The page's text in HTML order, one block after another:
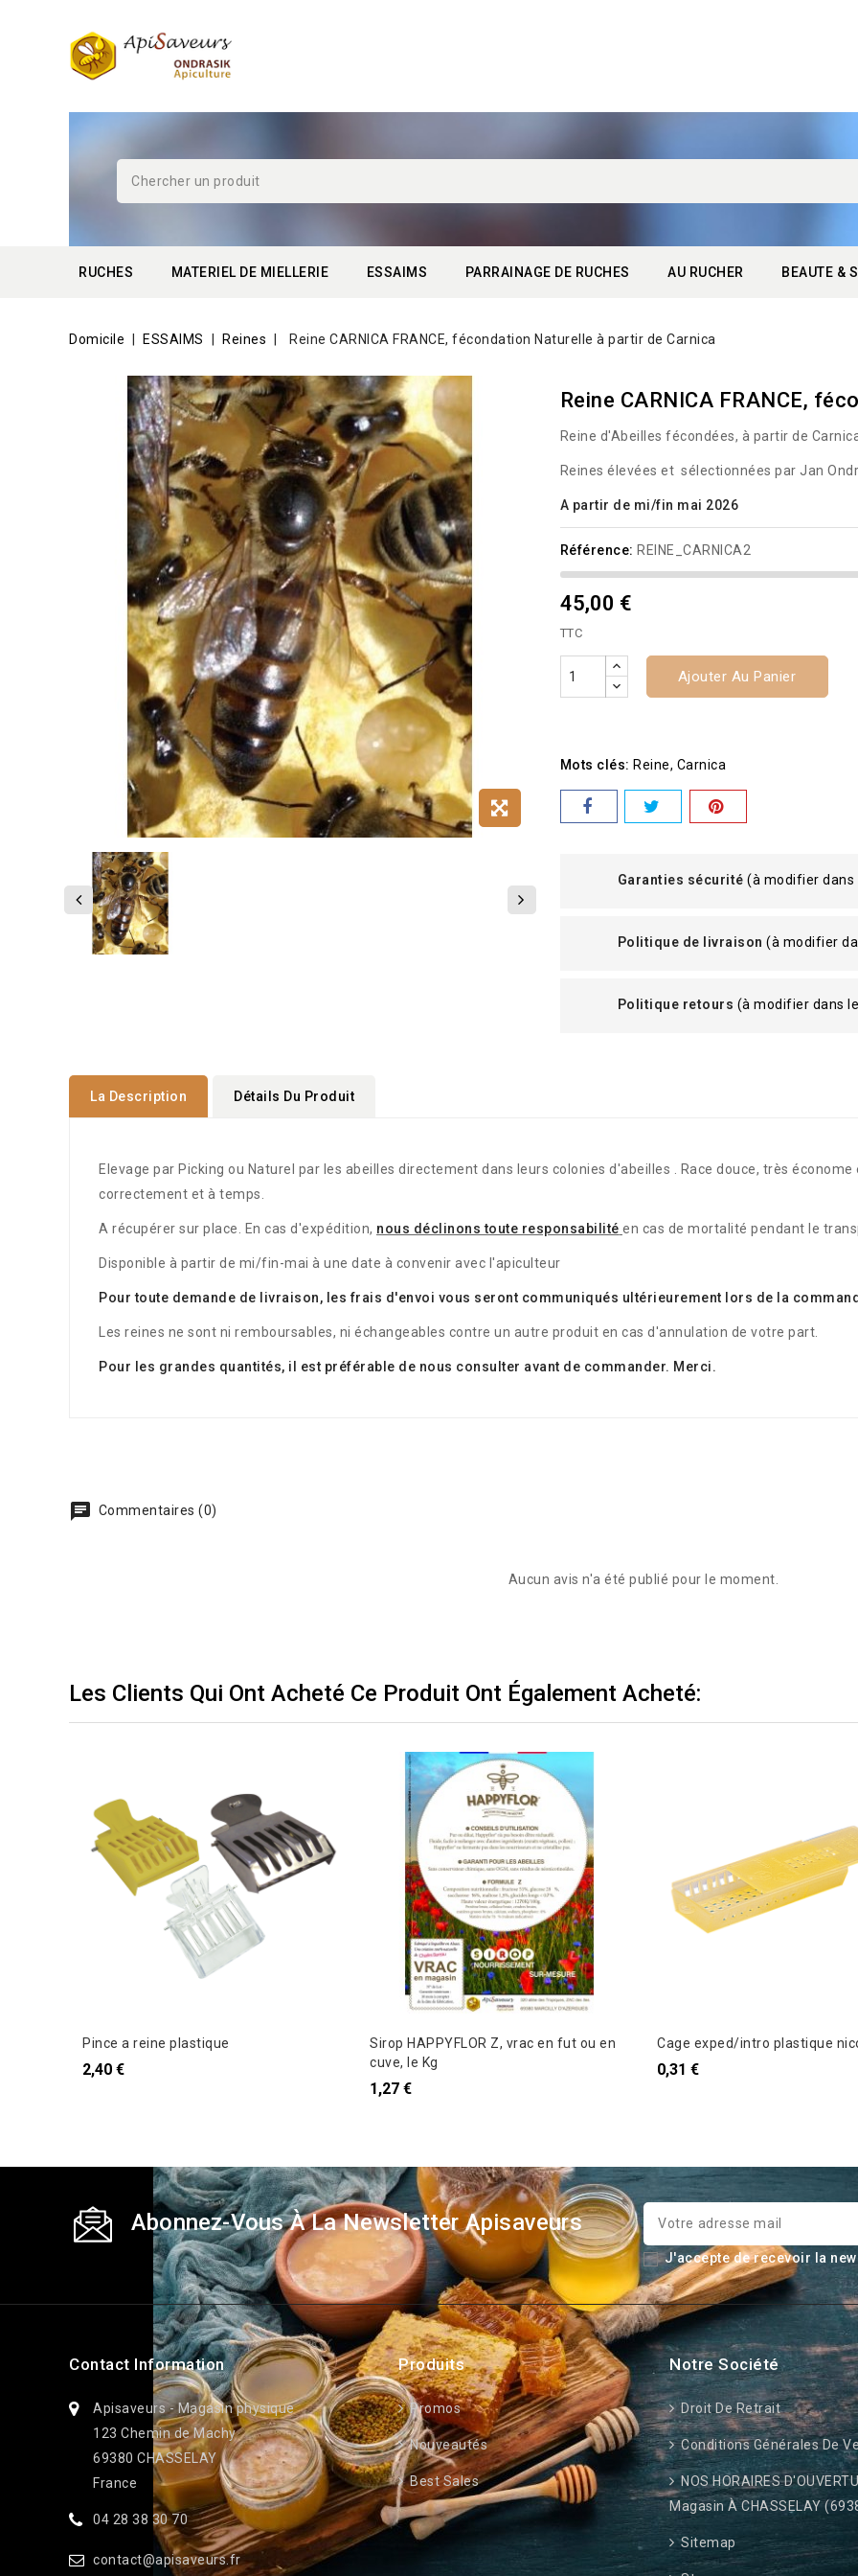
RUCHES MATERIEL DE MIELLERIE ESSAIMS PARRAINAGE DE RUCHES AU RUCHER BEAUTE &
Domicile ESSAIMS Reines Reine CARNICA FRANCE, fécondation Naturelle à partir de Carnica
Reine CARNICA FRANCE,
Reine d'Abeilles fécondées, à partir de
Reines élevées et sélectionnées par Jan
A partir de mi/fin mai 2026
Référence: REINE_CARNICA2
45,00 €
TTC
Ajouter Au Panier
Mots clés: Reine Carnica
Garanties sécurité (à modifier dans
Politique de livraison (à modifier
Politique retours (à modifier dans
La Description Détails Du Produit
Elevage par Picking ou Naturel par les abeilles directement dans leurs colonies d'abeilles . Race douce, très
correctement et à temps.
A récupérer sur place. En cas d'expédition, nous déclinons toute responsabilité en cas de mortalité pendant le
Disponible à partir de mi/fin-mai à une date à convenir avec l'apiculteur
Pour toute demande de livraison, les frais d'envoi vous seront communiqués ultérieurement lors de la
Les reines ne sont ni remboursables, ni échangeables contre un autre produit en cas d'annulation de votre part.
Pour les grandes quantités, il est préférable de nous consulter avant de commander. Merci.
Commentaires (0)
Aucun avis n'a été publié pour le moment.
Les Clients Qui Ont Acheté Ce Produit Ont Également Acheté:
Pince a reine plastique
2,40 €
Sirop HAPPYFLOR Z, vrac en fut ou en
cuve, le Kg
1,27 €
Cage exped/intro plastique
0,31 €
Abonnez-Vous À La Newsletter Apisaveurs
J'accepte de recevoir la
Contact Information
Apisaveurs - Magasin physique
123 Chemin de Machy
69380 CHASSELAY
France
04 28 38 30 70
contact@apisaveurs.fr
Produits
Promos
Nouveautés
Best Sales
Notre Société
Droit De Retrait
Conditions Générales De
NOS HORAIRES
Magasin À CHASSELAY
Sitemap